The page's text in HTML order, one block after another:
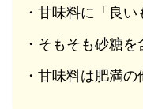
・甘味料に「良
・そもそも砂糖
・甘味料は肥満